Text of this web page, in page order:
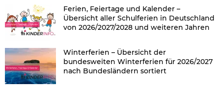
Ferien, Feiertage und Kalender –
Übersicht aller Schulferien in Deutschland
von 2026/2027/2028 und weiteren Jahren
Winterferien – Übersicht der
bundesweiten Winterferien für 2026/2027
nach Bundesländern sortiert